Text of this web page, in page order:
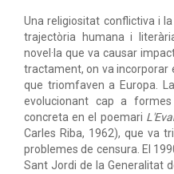
Una religiositat conflictiva i
trajectòria humana i
novel·la que va causar
tractament, on va incorporar
que triomfaven a Europa.
evolucionant cap a
concreta en el poemari
Carles Riba, 1962), que va
problemes de censura. El
Sant Jordi de la Generalitat